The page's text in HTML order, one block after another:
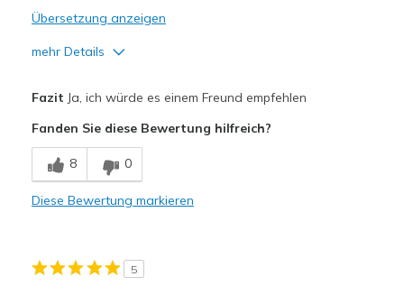
Übersetzung anzeigen
mehr Details
Comfortable
Pretty colors
Fazit Ja, ich würde es einem Freund empfehlen
Fanden Sie diese Bewertung hilfreich?
8 0
Diese Bewertung markieren
5